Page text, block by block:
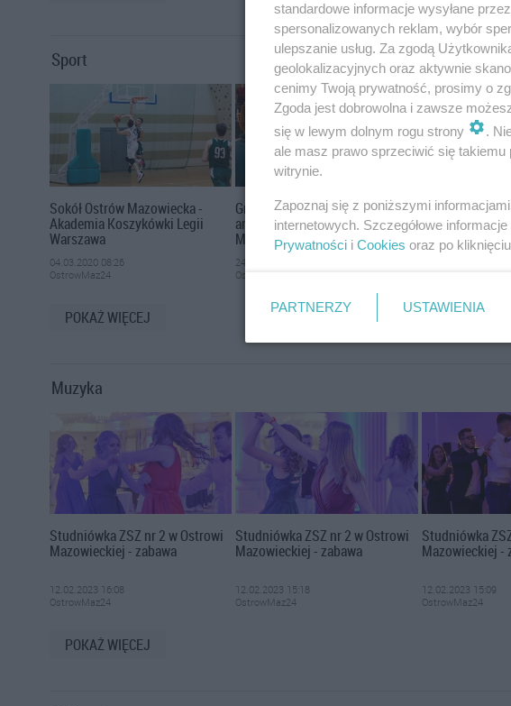
Sport
Sokół Ostrów Mazowiecka -
Akademia Koszykówki Legii
Warszawa
04.03.2020 08:26
OstrowMaz24
Grand Prix w tenisie stołowym
amatorów w Ostrowi
Mazowieckiej
24.01.2020 13:39
OstrowMaz24
Grand Prix w
amatorów w
Mazowieckiej
POKAŻ WIĘCEJ
Muzyka
Studniówka ZSZ nr 2 w Ostrowi
Mazowieckiej - zabawa
12.02.2023 16:08
OstrowMaz24
Studniówka ZSZ nr 2 w Ostrowi
Mazowieckiej - zabawa
12.02.2023 15:18
OstrowMaz24
Studniówka
Mazowieckiej -
12.02.2023 15:09
OstrowMaz24
POKAŻ WIĘCEJ
standardowe informacje wysyłane
spersonalizowanych reklam, wybór
ulepszanie usług. Za zgodą
geolokalizacyjnych oraz aktywnie
cenimy Twoją prywatność, prosimy o
Zgoda jest dobrowolna i zawsze
się w lewym dolnym rogu strony
.
ale masz prawo sprzeciwić się takiemu
witrynie.
Zapoznaj się z poniższymi
internetowych. Szczegółowe
Prywatności i Cookies oraz po
PARTNERZY USTAWIENIA